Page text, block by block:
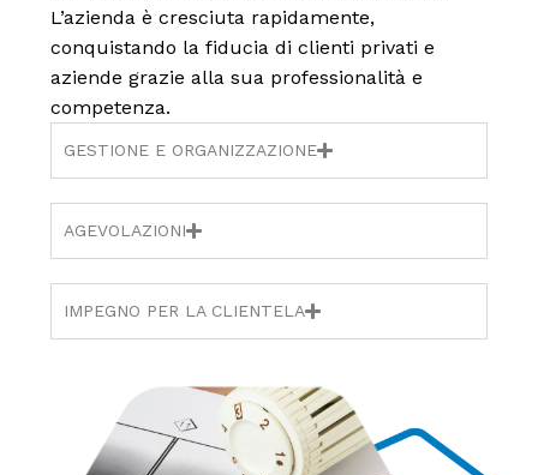
L’azienda è cresciuta rapidamente,
conquistando la fiducia di clienti privati e
aziende grazie alla sua professionalità e
competenza.
GESTIONE E ORGANIZZAZIONE
AGEVOLAZIONI
IMPEGNO PER LA CLIENTELA